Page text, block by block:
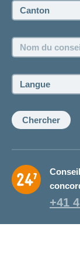
Postes vacants
Canton:
Nom
du
ou
de
conseillère:
Langue:
Chercher
+41